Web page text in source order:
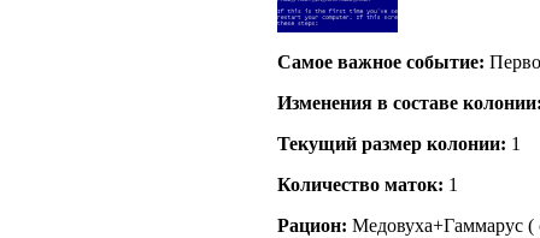
Самое важное событие:
Изменения в составе
Текущий размер кoлонии: 1
Количество маток: 1
Рацион: Медовуха+Гаммарус